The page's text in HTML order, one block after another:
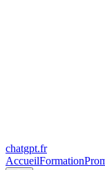
chatgpt.fr
AccueilFormation